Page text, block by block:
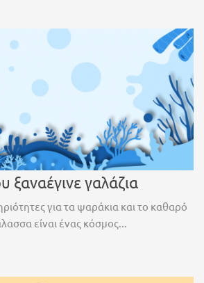
ξαναέγινε γαλάζια
για τα ψαράκια και το καθαρό
είναι ένας κόσμος...